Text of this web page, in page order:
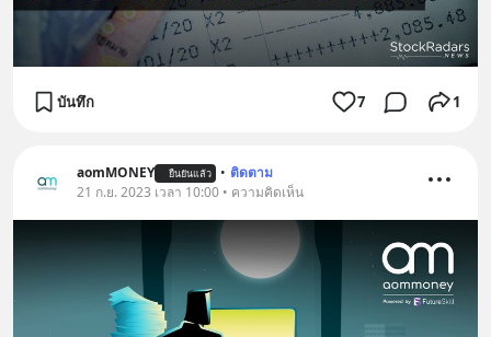
บันทึก 7 1
aomMONEY ยืนยันแล้ว • ติดตาม
21 ก.ย. 2023 เวลา 10:00 • ความคิดเห็น